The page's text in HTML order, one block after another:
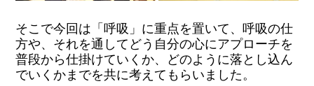
そこで今回は「呼吸」に重点を置いて、呼吸の仕
方や、それを通してどう自分の心にアプローチを
普段から仕掛けていくか、どのように落とし込ん
でいくかまでを共に考えてもらいました。